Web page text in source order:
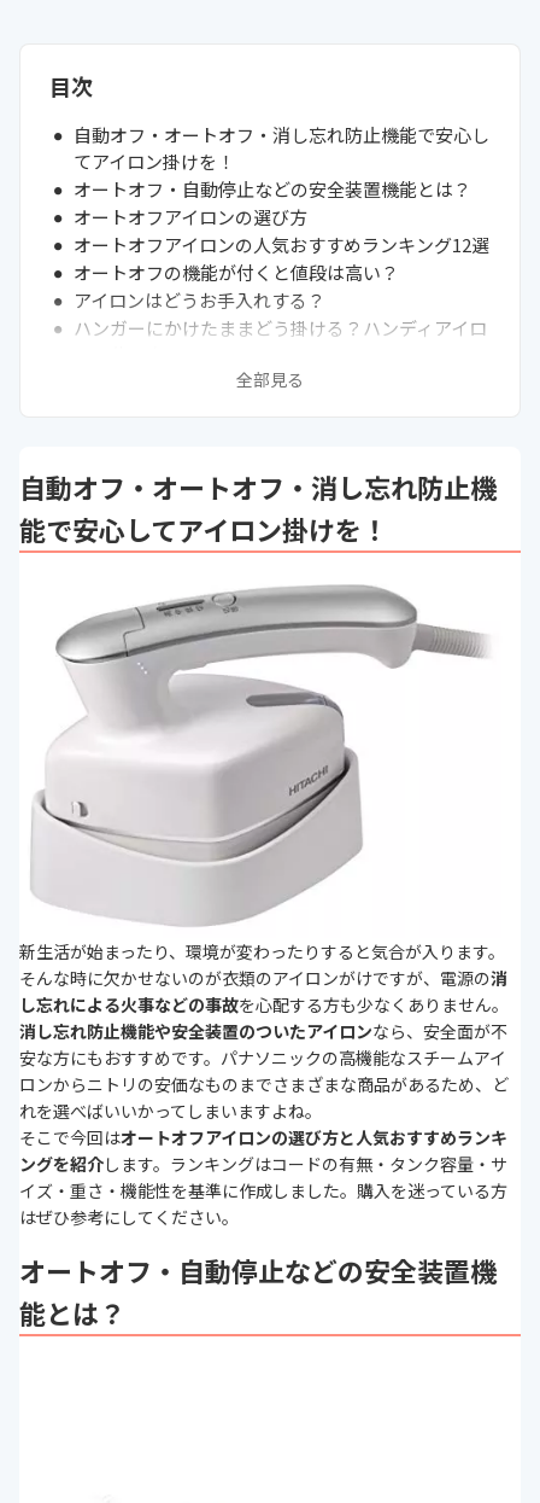
目次
自動オフ・オートオフ・消し忘れ防止機能で安心し
てアイロン掛けを！
オートオフ・自動停止などの安全装置機能とは？
オートオフアイロンの選び方
オートオフアイロンの人気おすすめランキング12選
オートオフの機能が付くと値段は高い？
アイロンはどうお手入れする？
ハンガーにかけたままどう掛ける？ハンディアイロ
アイロン台はどれがいい？
全部見る
自動オフ・オートオフ・消し忘れ防止機
能で安心してアイロン掛けを！
新生活が始まったり、環境が変わったりすると気合が入ります。
そんな時に欠かせないのが衣類のアイロンがけですが、電源の消
し忘れによる火事などの事故を心配する方も少なくありません。
消し忘れ防止機能や安全装置のついたアイロンなら、安全面が不
安な方にもおすすめです。パナソニックの高機能なスチームアイ
ロンからニトリの安価なものまでさまざまな商品があるため、ど
れを選べばいいかってしまいますよね。
そこで今回はオートオフアイロンの選び方と人気おすすめランキ
ングを紹介します。ランキングはコードの有無・タンク容量・サ
イズ・重さ・機能性を基準に作成しました。購入を迷っている方
はぜひ参考にしてください。
オートオフ・自動停止などの安全装置機
能とは？